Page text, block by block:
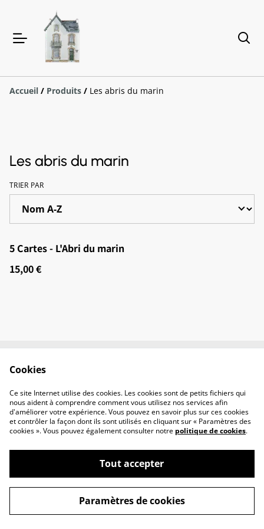
Accueil / Produits / Les abris du marin
Les abris du marin
TRIER PAR
5 Cartes - L'Abri du marin
15,00 €
confidentialité
©2026L'Atelier d'Élyette
powered by
Cookies
Ce site Internet utilise des cookies. Les cookies sont de petits fichiers qui
nous aident à comprendre comment vous utilisez nos services afin
d'améliorer votre expérience. Vous pouvez en savoir plus sur ces cookies
et contrôler la façon dont ils sont utilisés en cliquant sur « Paramètres des
cookies ». Vous pouvez également consulter notre politique de cookies.
Tout accepter
Paramètres de cookies